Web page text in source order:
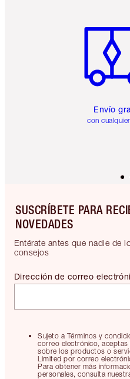
Envío
con
SUSCRÍBETE PARA
NOVEDADES
Entérate antes que nadie de
consejos
Sujeto a Términos y
correo electrónico,
sobre los productos o
Limited por correo
Para obtener más
personales, consulta
Dirección de correo